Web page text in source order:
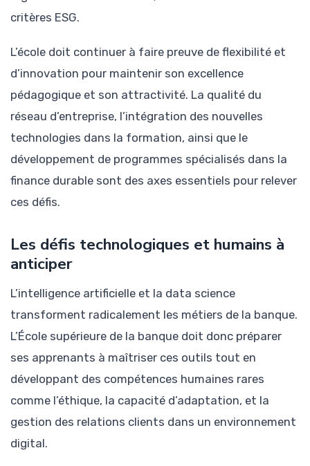
critères ESG.
L’école doit continuer à faire preuve de flexibilité et
d’innovation pour maintenir son excellence
pédagogique et son attractivité. La qualité du
réseau d’entreprise, l’intégration des nouvelles
technologies dans la formation, ainsi que le
développement de programmes spécialisés dans la
finance durable sont des axes essentiels pour relever
ces défis.
Les défis technologiques et humains à
anticiper
L’intelligence artificielle et la data science
transforment radicalement les métiers de la banque.
L’École supérieure de la banque doit donc préparer
ses apprenants à maîtriser ces outils tout en
développant des compétences humaines rares
comme l’éthique, la capacité d’adaptation, et la
gestion des relations clients dans un environnement
digital.